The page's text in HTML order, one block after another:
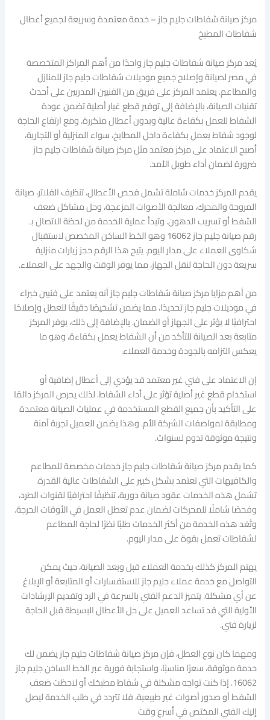
مركز صيانة شفاطات جليم جاز – خدمة معتمدة وسريعة لجميع أعطال
شفاطات المطبخ
يُعد مركز صيانة شفاطات جليم جاز واحدًا من أهم المراكز المتخصصة
في مصر لصيانة وإصلاح جميع موديلات شفاطات جليم جاز للمنازل
والمطاعم. يعتمد المركز على فريق من الفنيين المدربين على أحدث
تقنيات الصيانة، بالإضافة إلى توفير قطع غيار أصلية تضمن عودة
الشفاط للعمل بكفاءة عالية وبدون أعطال متكررة. ومع ارتفاع الحاجة
لوجود شفاط يعمل بكفاءة داخل المطابخ، سواء المنزلية أو التجارية،
أصبح الاعتماد على مركز معتمد مثل مركز صيانة شفاطات جليم جاز
ضرورة لضمان أداء طويل الأمد.
يقدم المركز خدمات شاملة تشمل فحص الأعطال، تنظيف الفلاتر، صيانة
المروحة والمحرك، معالجة الأصوات المزعجة، وحل مشاكل ضعف
الشفط أو تسريب الدهون. وتبدأ عملية الخدمة من لحظة الاتصال بـ
رقم صيانة جليم جاز 16062 وهو الخط الساخن المخصص لاستقبال
شكاوى العملاء على مدار اليوم. يتيح هذا الرقم حجز زيارات منزلية
سريعة دون الحاجة لنقل الجهاز، مما يوفر الوقت والجهد على العملاء.
من أهم مزايا مركز صيانة شفاطات جليم جاز أنه يعتمد على فنيين خبراء
في موديلات جليم جاز تحديدًا، مما يضمن تشخيصًا دقيقًا للعطل وإصلاحًا
احترافيًا لا يؤثر على الجهاز أو الضمان. بالإضافة إلى ذلك، يوفر المركز
متابعة بعد الصيانة للتأكد من أن الشفاط يعمل بكفاءة، وهو ما
يعكس التزامه بالجودة وخدمة العملاء.
إن الاعتماد على فني غير معتمد قد يؤدي إلى أعطال إضافية أو
استخدام قطع غير أصلية تؤثر على أداء الشفاط. لذلك يحرص المركز دائمًا
على التأكيد بأن جميع القطع المستخدمة في عمليات الصيانة معتمدة
ومطابقة لمواصفات الشركة الأم. وهذا يضمن للعميل تجربة آمنة
ونتيجة موثوقة تدوم لسنوات.
كما يقدم مركز صيانة شفاطات جليم جاز خدمات مخصصة للمطاعم
والكافيهات التي تعتمد بشكل كبير على الشفاطات عالية القدرة.
تشمل هذه الخدمات عقود صيانة دورية، تنظيفًا احترافيًا لقنوات الطرد،
وفحصًا شاملًا للمحركات لضمان عدم تعطل العمل في الأوقات الحرجة.
وتُعَد هذه الخدمة من أكثر الخدمات طلبًا نظرًا لحاجة المطاعم
لشفاطات تعمل بقوة على مدار اليوم.
يهتم المركز كذلك بخدمة العملاء قبل وبعد الصيانة، حيث يمكن
التواصل مع خدمة عملاء جليم جاز للاستفسارات أو المتابعة أو الإبلاغ
عن أي مشكلة. يتميز الدعم الفني بالسرعة في الرد وتقديم الإرشادات
الأولية التي قد تساعد العميل على حل الأعطال البسيطة قبل الحاجة
لزيارة فني.
ومهما كان نوع العطل، فإن مركز صيانة شفاطات جليم جاز يضمن لك
خدمة موثوقة، سعرًا مناسبًا، واستجابة فورية عبر الخط الساخن جليم جاز
16062. إذا كنت تواجه مشكلة في شفاط مطبخك أو لاحظت ضعف
الشفط أو صدور أصوات غير طبيعية، فلا تتردد في طلب الخدمة ليصل
إليك الفني المختص في أسرع وقت